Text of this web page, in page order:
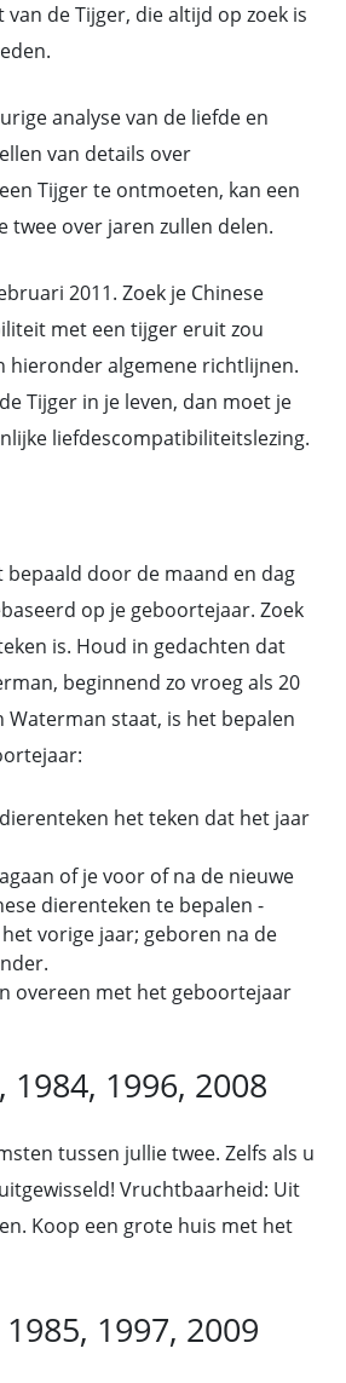
de Tijger, die altijd op zoek is
analyse van de liefde en
van details over
Tijger te ontmoeten, kan een
twee over jaren zullen delen.
2011. Zoek je Chinese
met een tijger eruit zou
hieronder algemene richtlijnen.
Tijger in je leven, dan moet je
liefdescompatibiliteitslezing.
door de maand en dag
op je geboortejaar. Zoek
is. Houd in gedachten dat
beginnend zo vroeg als 20
Waterman staat, is het bepalen
het teken dat het jaar
of je voor of na de nieuwe
dierenteken te bepalen -
vorige jaar; geboren na de
overeen met het geboortejaar
1984, 1996, 2008
tussen jullie twee. Zelfs als u
Vruchtbaarheid: Uit
Koop een grote huis met het
1997, 2009